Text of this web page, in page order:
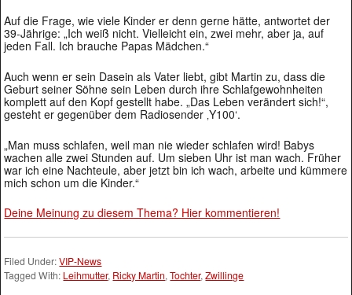
Auf die Frage, wie viele Kinder er denn gerne hätte, antwortet der
39-Jährige: „Ich weiß nicht. Vielleicht ein, zwei mehr, aber ja, auf
jeden Fall. Ich brauche Papas Mädchen.“
Auch wenn er sein Dasein als Vater liebt, gibt Martin zu, dass die
Geburt seiner Söhne sein Leben durch ihre Schlafgewohnheiten
komplett auf den Kopf gestellt habe. „Das Leben verändert sich!“,
gesteht er gegenüber dem Radiosender ‚Y100‘.
„Man muss schlafen, weil man nie wieder schlafen wird! Babys
wachen alle zwei Stunden auf. Um sieben Uhr ist man wach. Früher
war ich eine Nachteule, aber jetzt bin ich wach, arbeite und kümmere
mich schon um die Kinder.“
Deine Meinung zu diesem Thema? Hier kommentieren!
Filed Under:VIP-News
Tagged With: Leihmutter, Ricky Martin,Tochter,Zwillinge